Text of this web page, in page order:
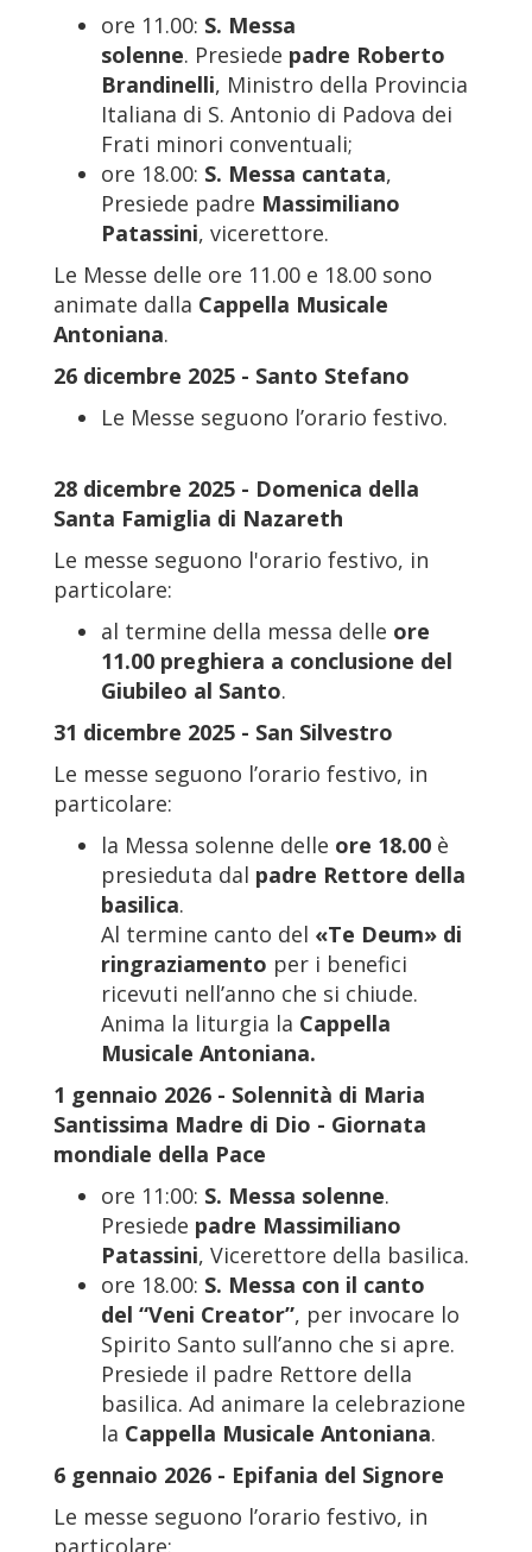
ore 11.00: S. Messa
solenne. Presiede padre Roberto
Brandinelli, Ministro della Provincia
Italiana di S. Antonio di Padova dei
Frati minori conventuali;
ore 18.00: S. Messa cantata,
Presiede padre Massimiliano
Patassini, vicerettore.
Le Messe delle ore 11.00 e 18.00 sono
animate dalla Cappella Musicale
Antoniana.
26 dicembre 2025 - Santo Stefano
Le Messe seguono l’orario festivo.
28 dicembre 2025 - Domenica della
Santa Famiglia di Nazareth
Le messe seguono l'orario festivo, in
particolare:
al termine della messa delle ore
11.00 preghiera a conclusione del
Giubileo al Santo.
31 dicembre 2025 - San Silvestro
Le messe seguono l’orario festivo, in
particolare:
la Messa solenne delle ore 18.00 è
presieduta dal padre Rettore della
basilica.
Al termine canto del «Te Deum» di
ringraziamento per i benefici
ricevuti nell’anno che si chiude.
Anima la liturgia la Cappella
Musicale Antoniana.
1 gennaio 2026 - Solennità di Maria
Santissima Madre di Dio - Giornata
mondiale della Pace
ore 11:00: S. Messa solenne.
Presiede padre Massimiliano
Patassini, Vicerettore della basilica.
ore 18.00: S. Messa con il canto
del “Veni Creator”, per invocare lo
Spirito Santo sull’anno che si apre.
Presiede il padre Rettore della
basilica. Ad animare la celebrazione
la Cappella Musicale Antoniana.
6 gennaio 2026 - Epifania del Signore
Le messe seguono l’orario festivo, in
particolare: